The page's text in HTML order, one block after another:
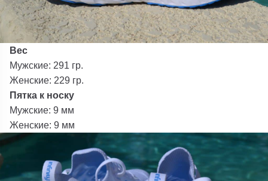
Вес
Мужские: 291 гр.
Женские: 229 гр.
Пятка к носку
Мужские: 9 мм
Женские: 9 мм